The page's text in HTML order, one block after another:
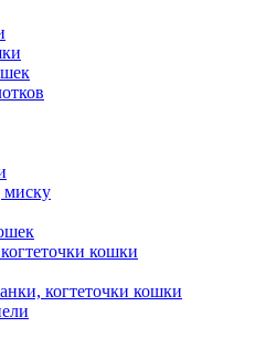
миску
кошки
когтеточки кошки